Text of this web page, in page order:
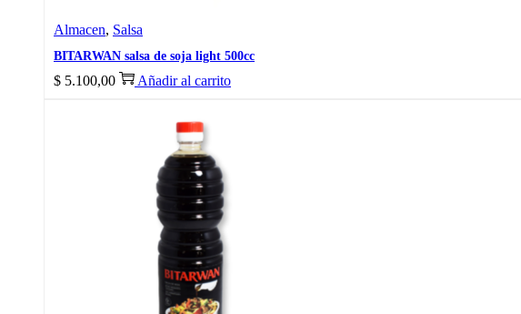
Almacen, Salsa
BITARWAN salsa de soja light 500cc
$ 5.100,00 Añadir al carrito